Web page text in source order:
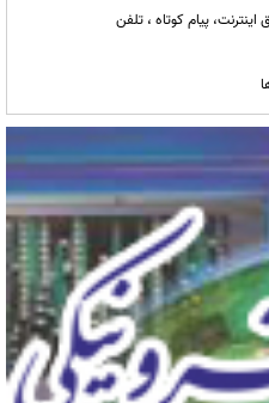
پیام کوتاه ، تلفن